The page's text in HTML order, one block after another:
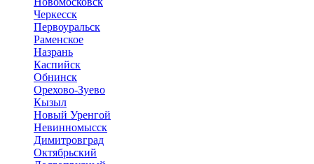
Черкесск
Первоуральск
Раменское
Назрань
Каспийск
Обнинск
Орехово-Зуево
Кызыл
Новый Уренгой
Невинномысск
Димитровград
Октябрьский